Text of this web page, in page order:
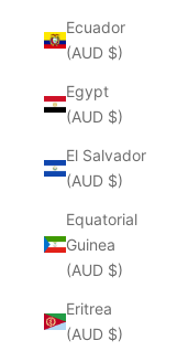
Ecuador
(AUD $)
Egypt
(AUD $)
El Salvador
(AUD $)
Equatorial
Guinea
(AUD $)
Eritrea
(AUD $)